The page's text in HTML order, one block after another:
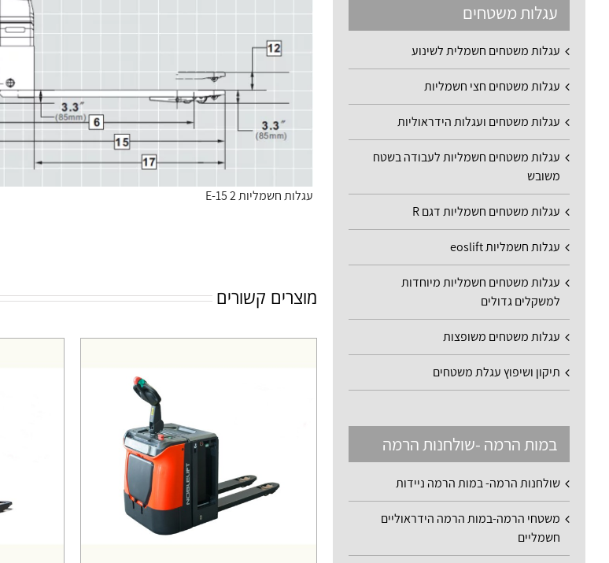
עגלות חשמליות E-15 2
מוצרים קשורים
עגלות משטחים
עגלות משטחים חשמלית לשינוע
עגלות משטחים חצי חשמליות
עגלות משטחים ועגלות הידראוליות
עגלות משטחים חשמליות לעבודה בשטח
משובש
עגלות משטחים חשמליות דגם R
עגלות חשמליות eoslift
עגלות משטחים חשמליות מיוחדות
למשקלים גדולים
עגלות משטחים משופצות
תיקון ושיפוץ עגלת משטחים
במות הרמה -שולחנות הרמה
שולחנות הרמה- במות הרמה ניידות
משטחי הרמה-במות הרמה הידראוליים
חשמליים